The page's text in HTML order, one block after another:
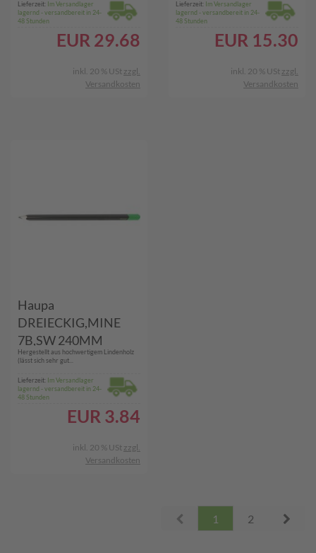
Lieferzeit: Im Versandlager
lagernd - versandbereit in 24-
48 Stunden
EUR 29.68
inkl. 20 % USt zzgl.
Versandkosten
Lieferzeit: Im Versandlager
lagernd - versandbereit in 24-
48 Stunden
EUR 15.30
inkl. 20 % USt zzgl.
Versandkosten
Haupa
DREIECKIG,MINE
7B,SW 240MM
(150041
MULTIGRAPH)
Hergestellt aus hochwertigem Lindenholz
(lässt sich sehr gut...
Lieferzeit: Im Versandlager
lagernd - versandbereit in 24-
48 Stunden
EUR 3.84
inkl. 20 % USt zzgl.
Versandkosten
1 2